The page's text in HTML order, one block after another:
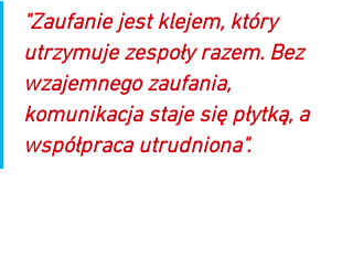
"Zaufanie jest klejem, który
utrzymuje zespoły razem. Bez
wzajemnego zaufania,
komunikacja staje się płytką, a
współpraca utrudniona".